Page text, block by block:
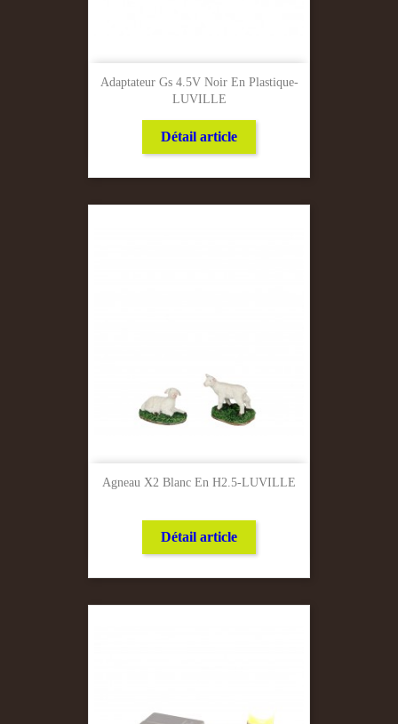
Adaptateur Gs 4.5V Noir En Plastique-
LUVILLE
Détail article
Agneau X2 Blanc En H2.5-LUVILLE
Détail article